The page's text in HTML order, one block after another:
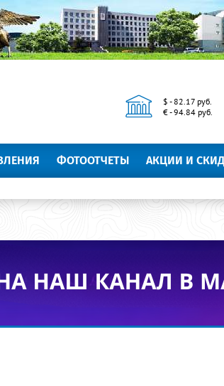
$ - 82.17 руб.
€ - 94.84 руб.
ФОТООТЧЕТЫ АКЦИИ И